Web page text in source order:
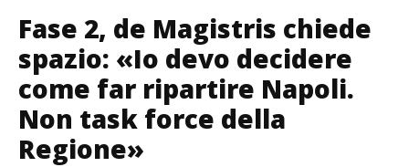
Fase 2, de Magistris chiede
spazio: «Io devo decidere
come far ripartire Napoli.
Non task force della
Regione»